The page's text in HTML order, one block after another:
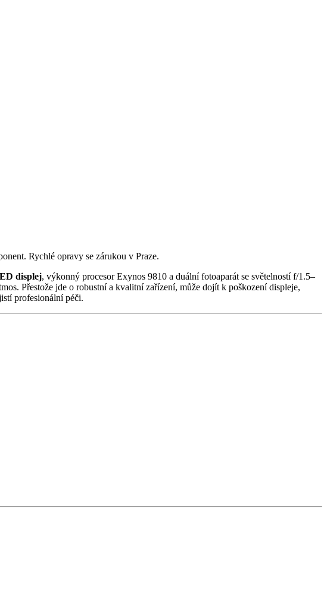
Rychlé opravy se zárukou v Praze.
displej, výkonný procesor Exynos 9810 a duální fotoaparát se světelností f/1.5–
Přestože jde o robustní a kvalitní zařízení, může dojít k poškození displeje,
profesionální péči.